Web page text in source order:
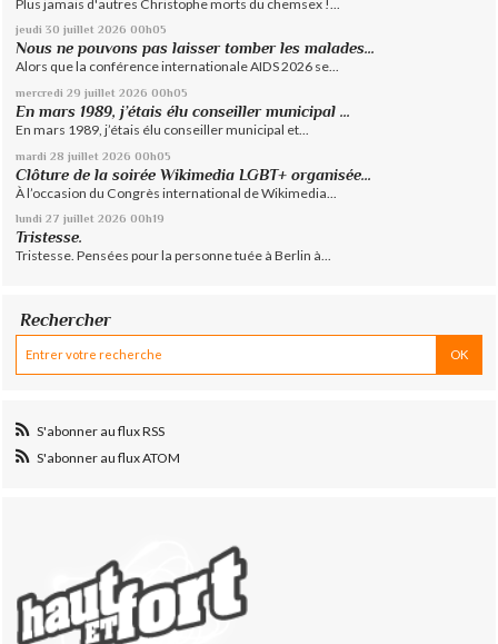
Plus jamais d'autres Christophe morts du chemsex !...
jeudi 30 juillet 2026 00h05
Nous ne pouvons pas laisser tomber les malades...
Alors que la conférence internationale AIDS 2026 se...
mercredi 29 juillet 2026 00h05
En mars 1989, j’étais élu conseiller municipal ...
En mars 1989, j’étais élu conseiller municipal et...
mardi 28 juillet 2026 00h05
Clôture de la soirée Wikimedia LGBT+ organisée...
À l’occasion du Congrès international de Wikimedia...
lundi 27 juillet 2026 00h19
Tristesse.
Tristesse. Pensées pour la personne tuée à Berlin à...
Rechercher
S'abonner au flux RSS
S'abonner au flux ATOM